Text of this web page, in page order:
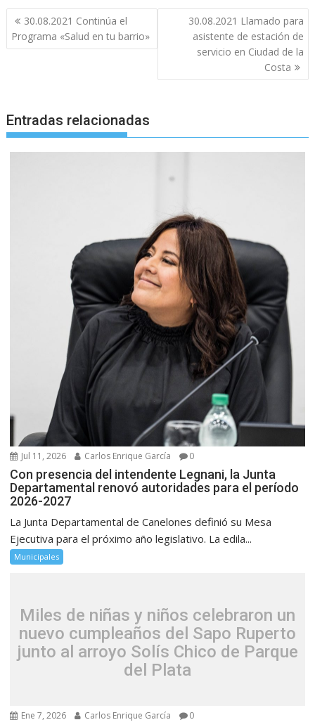
Navegación
de
entradas
30.08.2021 Continúa el
Programa «Salud en tu barrio»
30.08.2021 Llamado para
asistente de estación de
servicio en Ciudad de la
Costa
Entradas relacionadas
Jul 11, 2026 Carlos Enrique García 0
Con presencia del intendente Legnani, la Junta
Departamental renovó autoridades para el período
2026-2027
La Junta Departamental de Canelones definió su Mesa
Ejecutiva para el próximo año legislativo. La edila...
Municipales
Miles de niñas y niños celebraron un
nuevo cumpleaños del Sapo Ruperto
junto al arroyo Solís Chico de Parque
del Plata
Ene 7, 2026 Carlos Enrique García 0